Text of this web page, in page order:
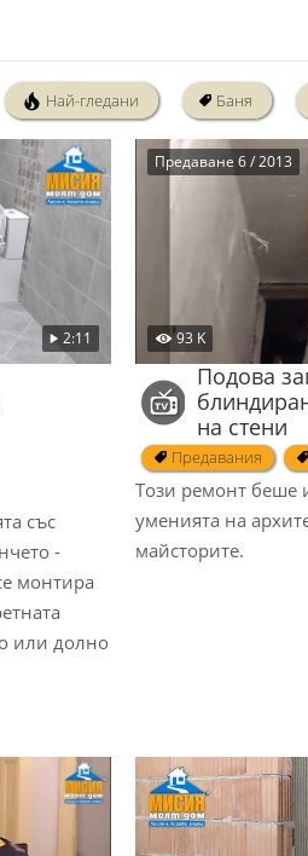
Най-гледани Баня
2:11
със
-
монтира
или долно
93 K
Предаване 6 / 2013
Подова
на стени
Предавания
Този ремонт беше
уменията на
майсторите.